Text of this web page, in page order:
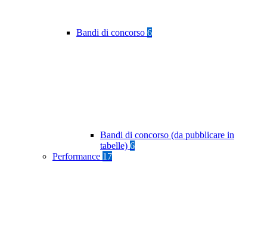
Bandi di concorso 6
Bandi di concorso (da pubblicare in
tabelle) 6
Performance 17